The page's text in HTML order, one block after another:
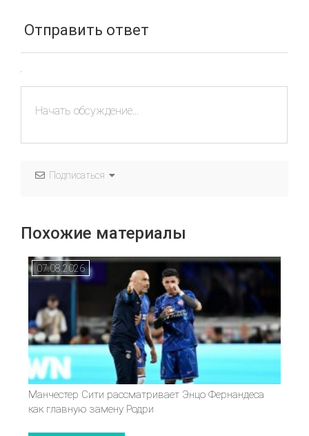
Отправить ответ
Подписаться
Похожие материалы
07.08.2026
Манчестер Сити рассматривает Энцо Фернандеса
как главную замену Родри